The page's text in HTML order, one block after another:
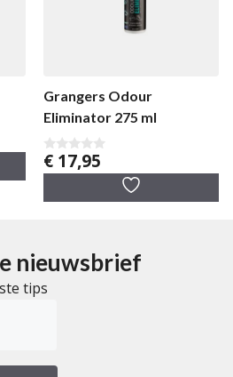
Grangers Odour
Eliminator 275 ml
0
v
€ 17,95
nieuwsbrief
tips